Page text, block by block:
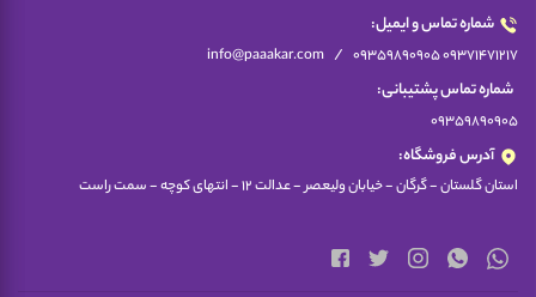
شماره تماس و ایمیل:
info@paaakar.com / 09359890905 09371471217
شماره تماس پشتیبانی:
09359890905
آدرس فروشگاه:
استان گلستان - گرگان - خیابان ولیعصر - عدالت 12 - انتهای کوچه - سمت راست